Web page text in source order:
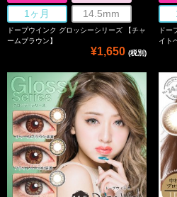
1ヶ月
14.5mm
ドープウインク グロッシーシリーズ 【チャ
ームブラウン】
¥1,650 (税別)
ドー
イト